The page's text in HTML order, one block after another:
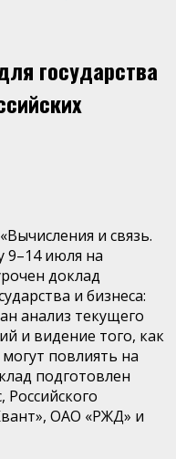
государства
и связь.
июля на
доклад
и бизнеса:
анализ текущего
и видение того, как
повлиять на
подготовлен
Российского
ОАО «РЖД» и